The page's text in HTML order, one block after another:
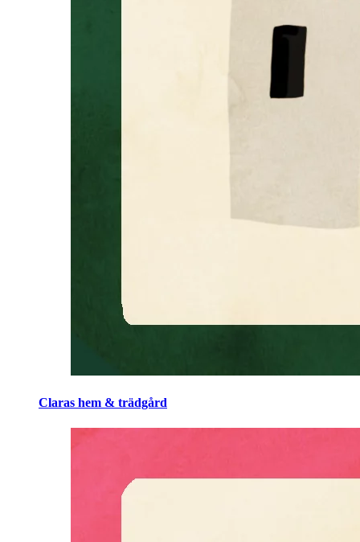
Claras hem & trädgård